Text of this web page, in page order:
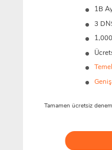
1B
3
Tamamen ücretsiz